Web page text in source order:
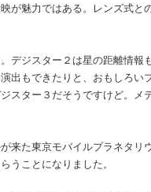
が魅力ではある。レンズ式と
デジスター２は星の距離情報
出もできたりと、おもしろい
スター３だそうですけど。メ
来た東京モバイルプラネタリ
うことになりました。